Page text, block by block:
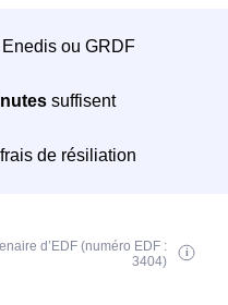
ou GRDF
suffisent
de résiliation
d’EDF (numéro EDF :
3404)